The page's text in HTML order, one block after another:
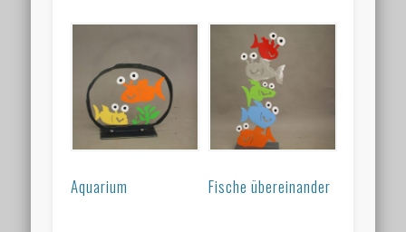
Aquarium Fische übereinander